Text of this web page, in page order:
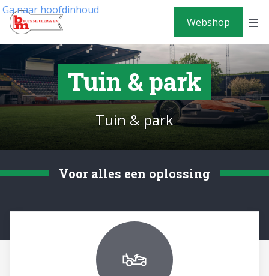
Ga naar hoofdinhoud
Webshop
Tuin & park
Tuin & park
Voor alles een oplossing